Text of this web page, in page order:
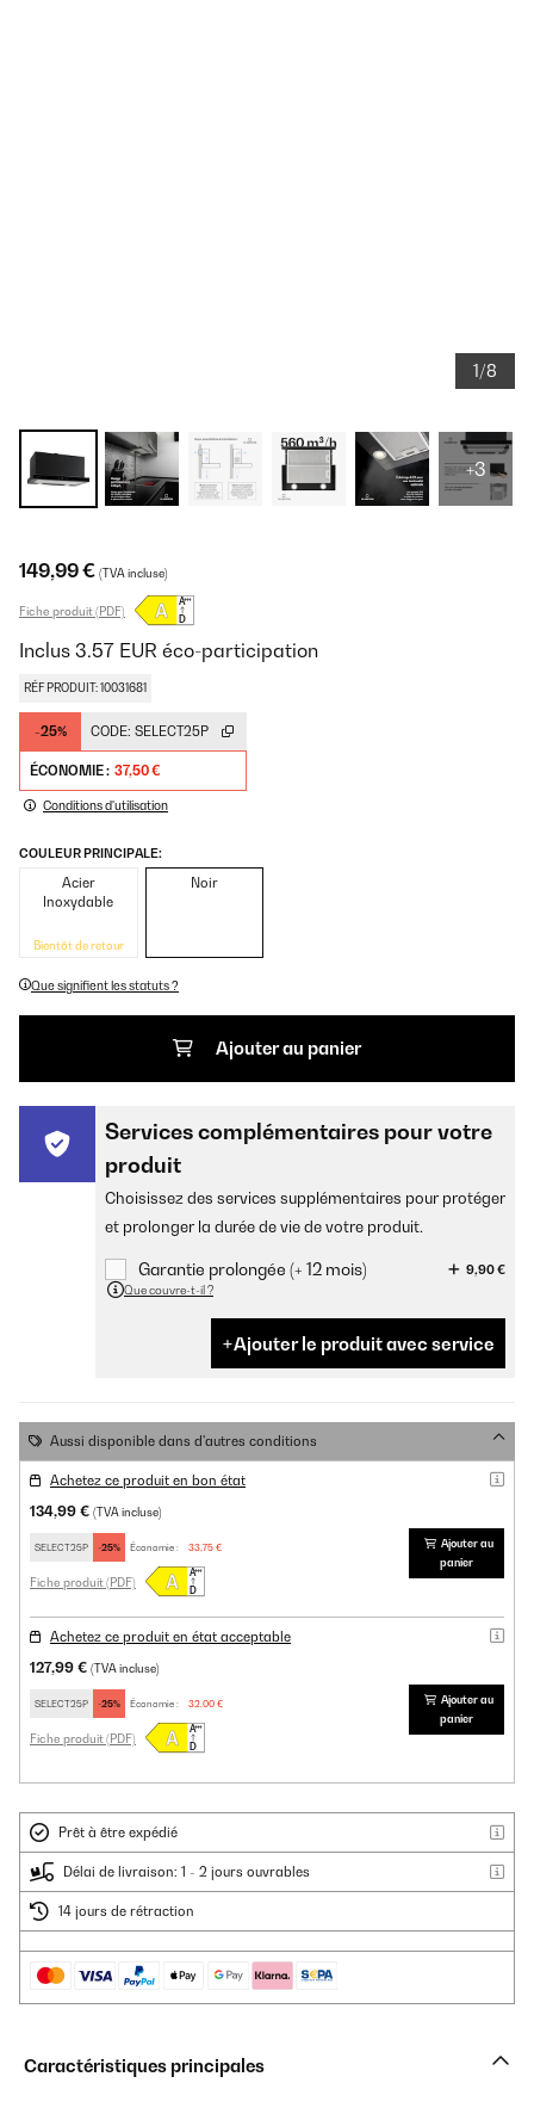
1/8
+3
149,99 € (TVA incluse)
Fiche produit (PDF)
Inclus 3.57 EUR éco-participation
RÉF PRODUIT: 10031681
-25% CODE: SELECT25P
ÉCONOMIE : 37,50 €
Conditions d'utilisation
COULEUR PRINCIPALE:
Acier
Inoxydable
Bientôt de retour
Noir
Que signifient les statuts ?
Ajouter au panier
Services complémentaires pour votre
produit
Choisissez des services supplémentaires pour protéger
et prolonger la durée de vie de votre produit.
Garantie prolongée (+ 12 mois)
9,90 €
Que couvre-t-il ?
Ajouter le produit avec service
Aussi disponible dans d'autres conditions
Achetez ce produit en bon état
134,99 € (TVA incluse)
SELECT25P -25% Économie : 33,75 €
Fiche produit (PDF)
Ajouter au
panier
Achetez ce produit en état acceptable
127,99 € (TVA incluse)
SELECT25P -25% Économie : 32,00 €
Fiche produit (PDF)
Ajouter au
panier
Prêt à être expédié
Délai de livraison: 1 - 2 jours ouvrables
14 jours de rétraction
Caractéristiques principales